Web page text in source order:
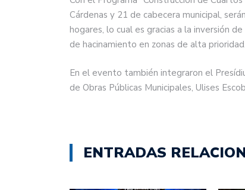
Cárdenas y 21 de cabecera municipal,
hogares, lo cual es gracias a la inversión
de hacinamiento en zonas de alta prioridad.
En el evento también integraron el
de Obras Públicas Municipales, Ulises
ENTRADAS